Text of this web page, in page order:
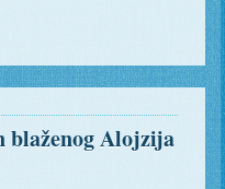
blaženog Alojzija